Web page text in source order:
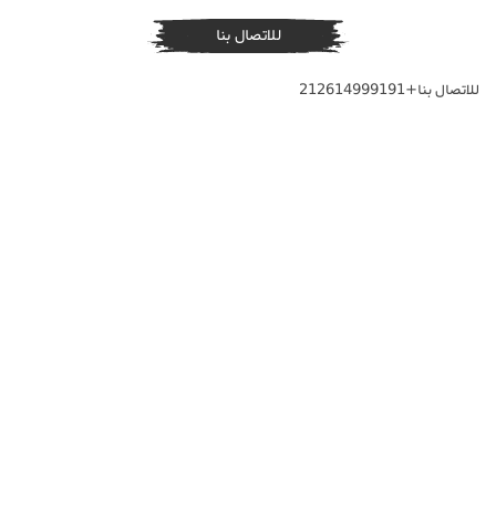
للاتصال بنا
للاتصال بنا+212614999191